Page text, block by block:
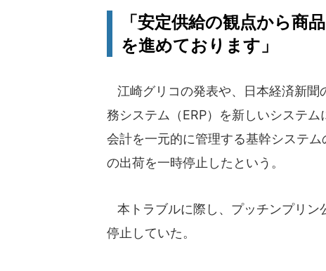
「安定供給の観点から商
を進めております」
江崎グリコの発表や、日本経済新聞
務システム（ERP）を新しいシステム
会計を一元的に管理する基幹システ
の出荷を一時停止したという。
本トラブルに際し、プッチンプリ
停止していた。